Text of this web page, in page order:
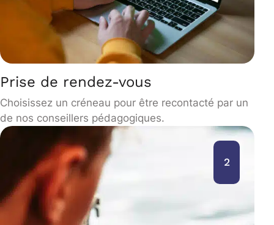
Prise de rendez-vous
Choisissez un créneau pour être recontacté par un
de nos conseillers pédagogiques.
2